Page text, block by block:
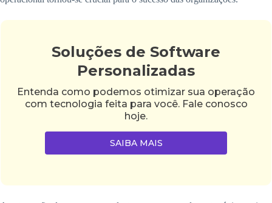
Soluções de Software
Personalizadas
Entenda como podemos otimizar sua operação
com tecnologia feita para você. Fale conosco
hoje.
SAIBA MAIS